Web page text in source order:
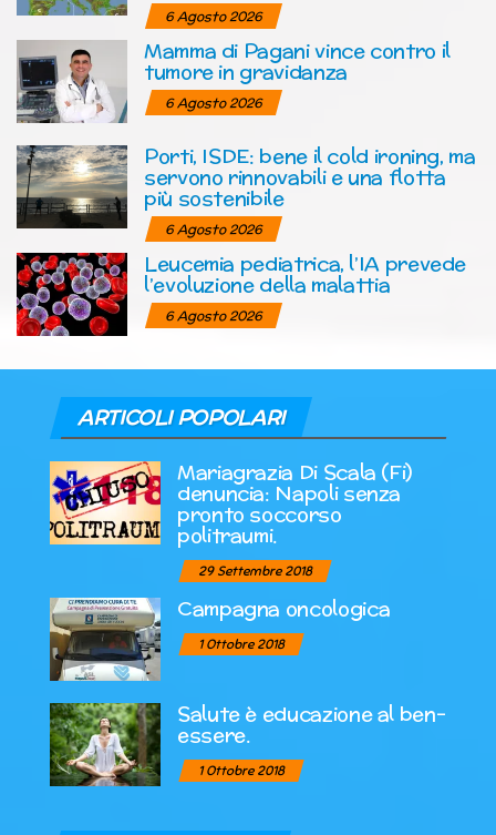
6 Agosto 2026
Mamma di Pagani vince contro il
tumore in gravidanza
6 Agosto 2026
Porti, ISDE: bene il cold ironing, ma
servono rinnovabili e una flotta
più sostenibile
6 Agosto 2026
Leucemia pediatrica, l’IA prevede
l’evoluzione della malattia
6 Agosto 2026
ARTICOLI POPOLARI
Mariagrazia Di Scala (Fi)
denuncia: Napoli senza
pronto soccorso
politraumi.
29 Settembre 2018
Campagna oncologica
1 Ottobre 2018
Salute è educazione al ben-
essere.
1 Ottobre 2018